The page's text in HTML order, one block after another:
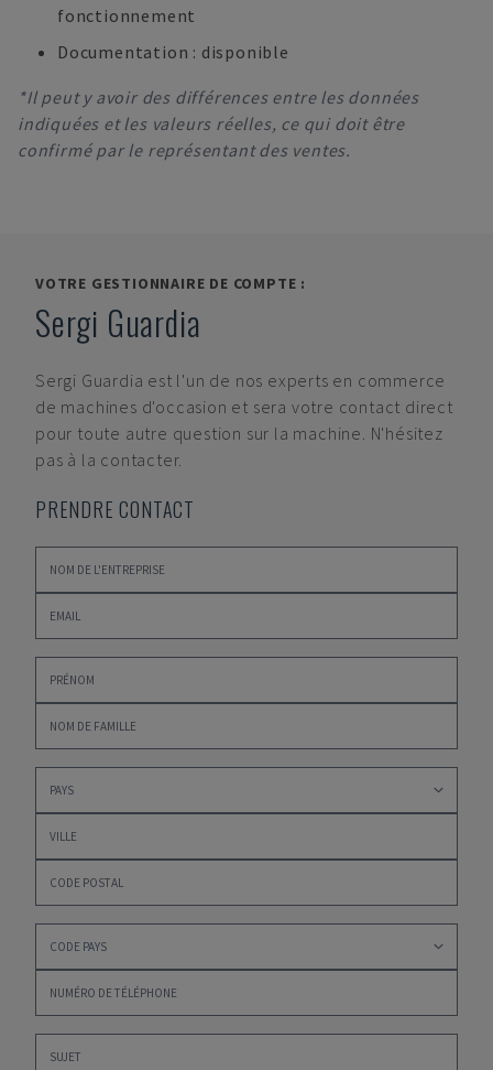
fonctionnement
Documentation : disponible
*Il peut y avoir des différences entre les données
indiquées et les valeurs réelles, ce qui doit être
confirmé par le représentant des ventes.
VOTRE GESTIONNAIRE DE COMPTE :
Sergi Guardia
Sergi Guardia est l'un de nos experts en commerce
de machines d'occasion et sera votre contact direct
pour toute autre question sur la machine. N'hésitez
pas à la contacter.
PRENDRE CONTACT